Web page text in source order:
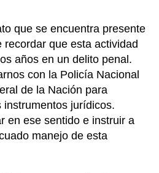
que se encuentra presente
que esta actividad
años en un delito penal.
con la Policía Nacional
de la Nación para
instrumentos jurídicos.
en ese sentido e instruir a
manejo de esta